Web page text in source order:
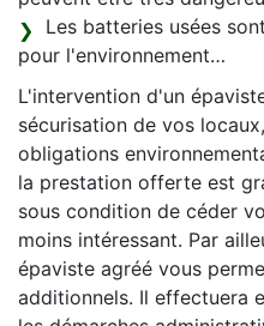
Les batteries usées
pour l'environnement…
L'intervention d'un
sécurisation de vos
obligations
la prestation offerte est
sous condition de céder
moins intéressant. Par
épaviste agréé vous
additionnels. Il effectuera